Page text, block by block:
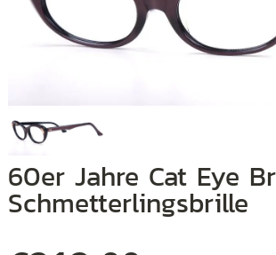
60er Jahre Cat Eye Brille,
Schmetterlingsbrille
+